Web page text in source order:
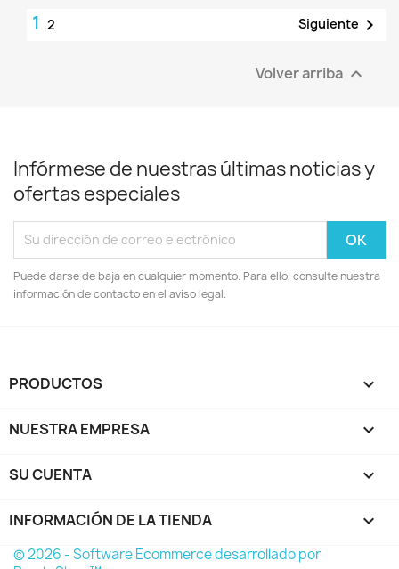
1 2 Siguiente 
Volver arriba 
Infórmese de nuestras últimas noticias y
ofertas especiales
Puede darse de baja en cualquier momento. Para ello, consulte nuestra
información de contacto en el aviso legal.
PRODUCTOS 
NUESTRA EMPRESA 
SU CUENTA 
INFORMACIÓN DE LA TIENDA keyboard_arrow_down
© 2026 - Software Ecommerce desarrollado por